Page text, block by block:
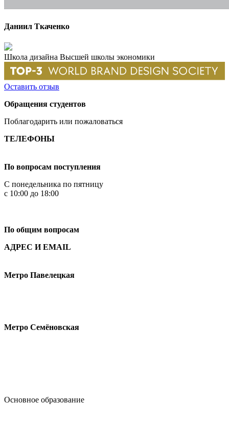
Даниил Ткаченко
Школа дизайна Высшей школы экономики
Оставить отзыв
Обращения студентов
Поблагодарить или пожаловаться
ТЕЛЕФОНЫ
По вопросам поступления
С понедельника по пятницу
с 10:00 до 18:00
По общим вопросам
АДРЕС И EMAIL
Метро Павелецкая
Метро Семёновская
Основное образование